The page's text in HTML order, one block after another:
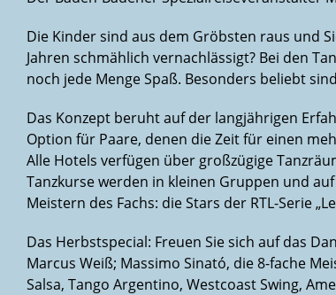
Die Kinder sind aus dem Gröbsten raus und
Jahren schmählich vernachlässigt? Bei den
noch jede Menge Spaß. Besonders beliebt
Das Konzept beruht auf der langjährigen
Option für Paare, denen die Zeit für einen
Alle Hotels verfügen über großzügige
Tanzkurse werden in kleinen Gruppen und
Meistern des Fachs: die Stars der RTL-Serie
Das Herbstspecial: Freuen Sie sich auf das
Marcus Weiß; Massimo Sinató, die 8-fache
Salsa, Tango Argentino, Westcoast Swing,